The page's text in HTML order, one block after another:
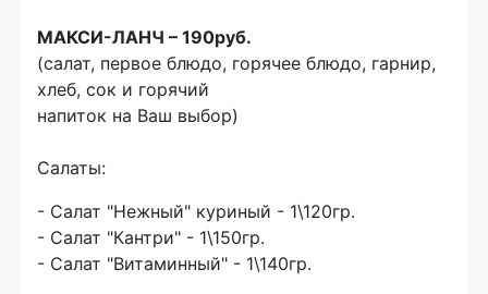
МАКСИ-ЛАНЧ – 190руб.
(салат, первое блюдо, горячее блюдо, гарнир,
хлеб, сок и горячий
напиток на Ваш выбор)
Салаты:
- Салат "Нежный" куриный - 1\120гр.
- Салат "Кантри" - 1\150гр.
- Салат "Витаминный" - 1\140гр.